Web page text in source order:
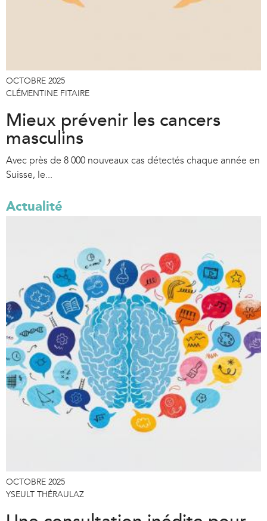
OCTOBRE 2025
CLÉMENTINE FITAIRE
Mieux prévenir les cancers
masculins
Avec près de 8 000 nouveaux cas détectés chaque année en
Suisse, le...
Actualité
OCTOBRE 2025
YSEULT THÉRAULAZ